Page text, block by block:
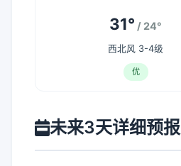
31° / 24°
西北风 3-4级
优
未来3天详细预报